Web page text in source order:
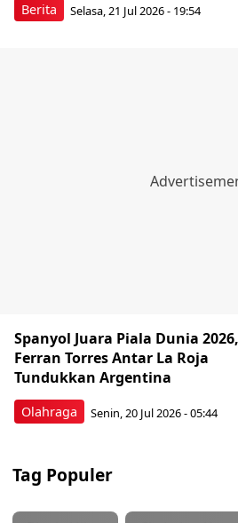
Berita Selasa, 21 Jul 2026 - 19:54
Olahraga
Spanyol Juara Piala Dunia 2026,
Ferran Torres Antar La Roja
Tundukkan Argentina
Senin, 20 Jul 2026 - 05:44
Tag Populer